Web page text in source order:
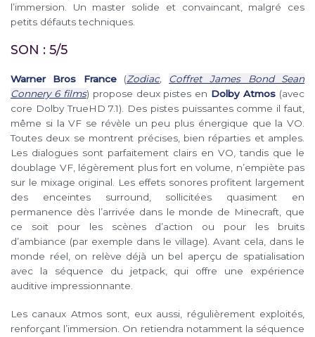
l’immersion. Un master solide et convaincant, malgré ces
petits défauts techniques.
SON : 5/5
Warner Bros France(Zodiac, Coffret James Bond Sean
Connery 6 films) propose deux pistes en Dolby Atmos (avec
core Dolby TrueHD 7.1). Des pistes puissantes comme il faut,
même si la VF se révèle un peu plus énergique que la VO.
Toutes deux se montrent précises, bien réparties et amples.
Les dialogues sont parfaitement clairs en VO, tandis que le
doublage VF, légèrement plus fort en volume, n’empiète pas
sur le mixage original. Les effets sonores profitent largement
des enceintes surround, sollicitées quasiment en
permanence dès l’arrivée dans le monde de Minecraft, que
ce soit pour les scènes d’action ou pour les bruits
d’ambiance (par exemple dans le village). Avant cela, dans le
monde réel, on relève déjà un bel aperçu de spatialisation
avec la séquence du jetpack, qui offre une expérience
auditive impressionnante.
Les canaux Atmos sont, eux aussi, régulièrement exploités,
renforçant l’immersion. On retiendra notamment la séquence